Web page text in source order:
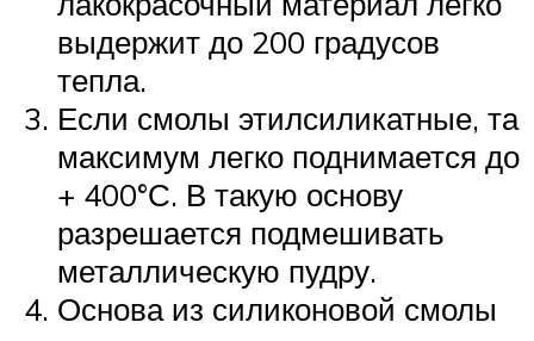
выдержит до 200 градусов
тепла.
Если смолы этилсиликатные, та
максимум легко поднимается до
+ 400°С. В такую основу
разрешается подмешивать
металлическую пудру.
Основа из силиконовой смолы